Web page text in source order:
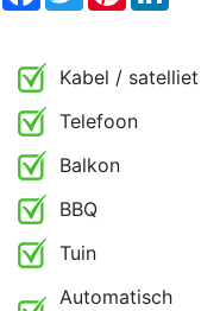
Kabel / satelliet
Telefoon
Balkon
BBQ
Tuin
Automatisch